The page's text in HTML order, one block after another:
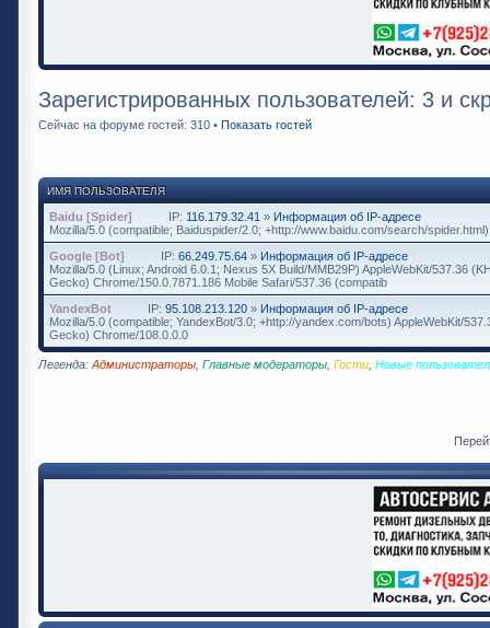
Зарегистрированных пользователей: 3 и
Сейчас на форуме гостей: 310 • Показать гостей
ИМЯ ПОЛЬЗОВАТЕЛЯ
Baidu [Spider] IP: 116.179.32.41 » Информация об IP-адресе
Mozilla/5.0 (compatible; Baiduspider/2.0; +http://www.baidu.com/search/spider.html)
Google [Bot]
IP: 66.249.75.64 » Информация об IP-адресе
Mozilla/5.0 (Linux; Android 6.0.1; Nexus 5X Build/MMB29P) AppleWebKit/537.36
Gecko) Chrome/150.0.7871.186 Mobile Safari/537.36 (compatib
YandexBot
IP: 95.108.213.120 » Информация об IP-адресе
Mozilla/5.0 (compatible; YandexBot/3.0; +http://yandex.com/bots) AppleWebKit/
Gecko) Chrome/108.0.0.0
Легенда: Администраторы Главные модераторы Гости Новые